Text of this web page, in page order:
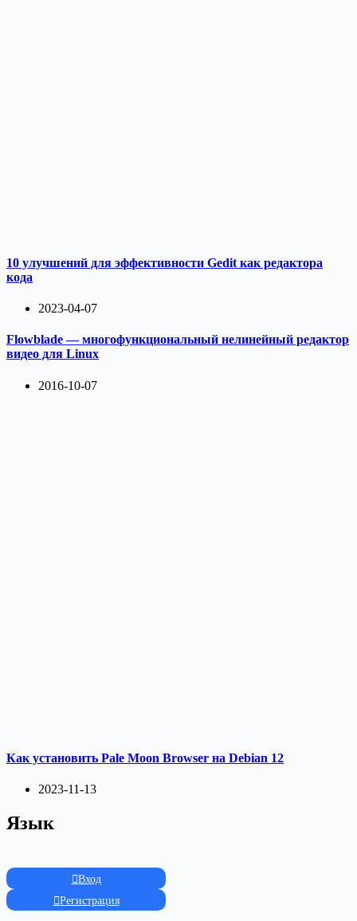
10 улучшений для эффективности Gedit как редактора
кода
2023-04-07
Flowblade — многофункциональный нелинейный редактор
видео для Linux
2016-10-07
Как установить Pale Moon Browser на Debian 12
2023-11-13
Язык
Вход
Регистрация